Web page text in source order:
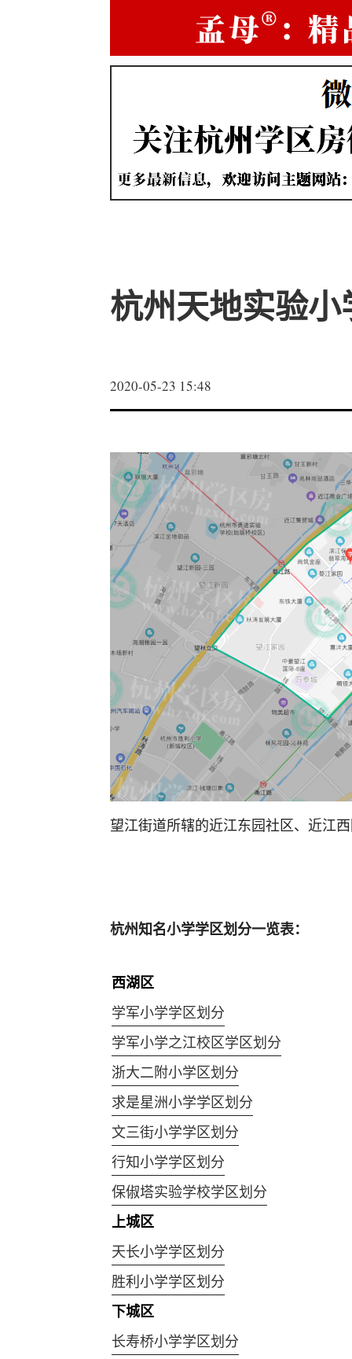
杭州天地实验
2020-05-23 15:48
望江街道所辖的近江东园社区、近江
杭州知名小学学区划分一览表：
西湖区
学军小学学区划分
学军小学之江校区学区划分
浙大二附小学区划分
求是星洲小学学区划分
文三街小学学区划分
行知小学学区划分
保俶塔实验学校学区划分
上城区
天长小学学区划分
胜利小学学区划分
下城区
长寿桥小学学区划分